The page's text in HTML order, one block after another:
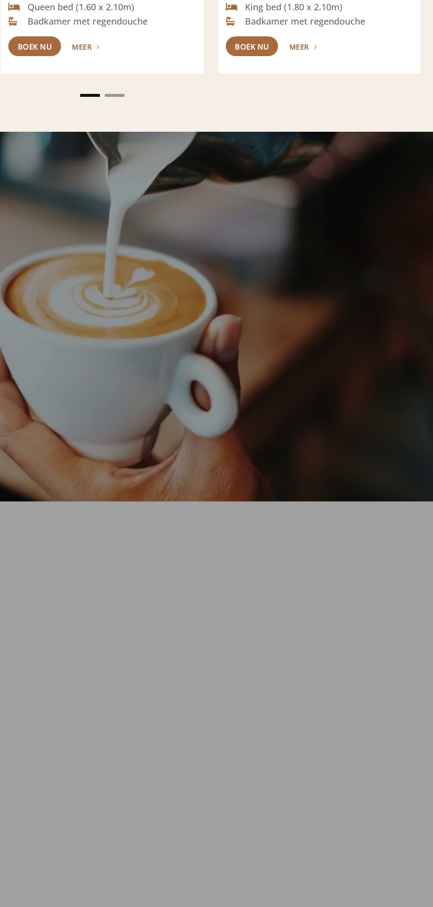
Queen bed (1.60 x 2.10m)
Badkamer met regendouche
BOEK NU MEER
King bed (1.80 x 2.10m)
Badkamer met regendouche
BOEK NU MEER